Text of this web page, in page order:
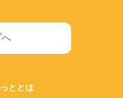
ととは